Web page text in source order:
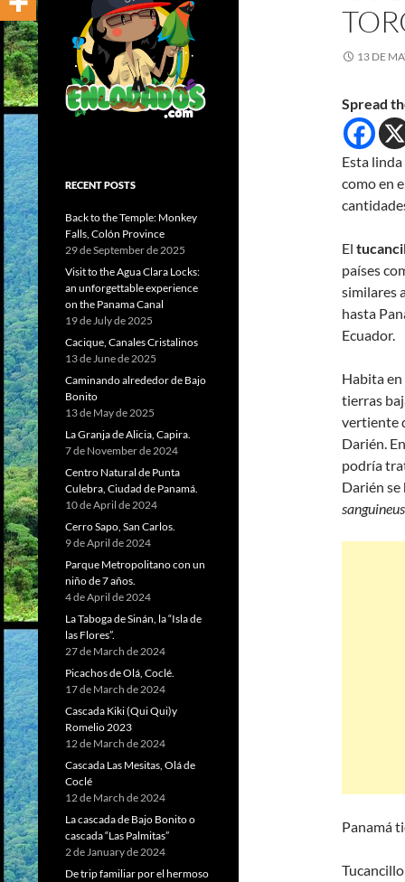
13 DE
Spread
Esta
como en
El
países
similares
hasta
Ecuador.
Habita
tierras
vertiente
Darién.
podría
Darién
sanguineus
Panamá
RECENT POSTS
Back to the Temple: Monkey
Falls, Colón Province
29 de September de 2025
Visit to the Agua Clara Locks:
an unforgettable experience
on the Panama Canal
19 de July de 2025
Cacique, Canales Cristalinos
13 de June de 2025
Caminando alrededor de Bajo
Bonito
13 de May de 2025
La Granja de Alicia, Capira.
7 de November de 2024
Centro Natural de Punta
Culebra, Ciudad de Panamá.
10 de April de 2024
Cerro Sapo, San Carlos.
9 de April de 2024
Parque Metropolitano con un
niño de 7 años.
4 de April de 2024
La Taboga de Sinán, la “Isla de
las Flores”.
27 de March de 2024
Picachos de Olá, Coclé.
17 de March de 2024
Cascada Kiki (Qui Qui)y
Romelio 2023
12 de March de 2024
Cascada Las Mesitas, Olá de
Coclé
12 de March de 2024
La cascada de Bajo Bonito o
cascada “Las Palmitas”
2 de January de 2024
De trip familiar por el hermoso